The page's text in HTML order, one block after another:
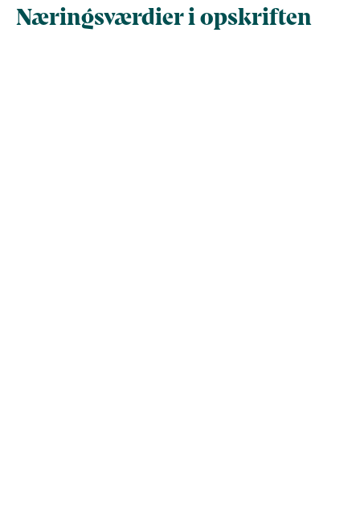
Næringsværdier i opskriften